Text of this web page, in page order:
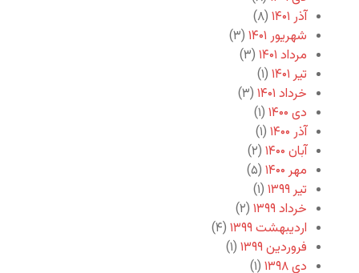
آذر ۱۴۰۱
(۸)
شهریور ۱۴۰۱
(۳)
مرداد ۱۴۰۱
(۳)
تیر ۱۴۰۱
(۱)
خرداد ۱۴۰۱
(۳)
دی ۱۴۰۰
(۱)
آذر ۱۴۰۰
(۱)
آبان ۱۴۰۰
(۲)
مهر ۱۴۰۰
(۵)
تیر ۱۳۹۹
(۱)
خرداد ۱۳۹۹
(۲)
اردیبهشت ۱۳۹۹
(۴)
فروردین ۱۳۹۹
(۱)
دی ۱۳۹۸
(۱)